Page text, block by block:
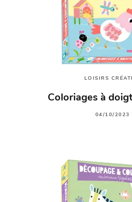
LOISIRS
Coloriages à
04/10/2023